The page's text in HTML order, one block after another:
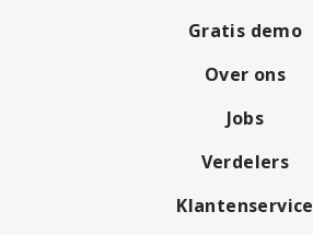
Gratis demo
Over ons
Jobs
Verdelers
Klantenservice